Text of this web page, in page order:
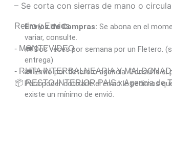
– Se corta con sierras de mano o
Retiro y Envios
Envíos de Compras: Se abona en el
variar, consulte.
- MONTEVIDEO
🚛 Dos veces por semana por un Fletero.
entrega)
- RUTA INTERBALNEARIA Y
🚛 Envió por fletero o agencia. Consulte el
📦 RESTO INTERIOR PAIS x Agencia de
Para poder cotizarle el envió le pedimos
existe un mínimo de envió.